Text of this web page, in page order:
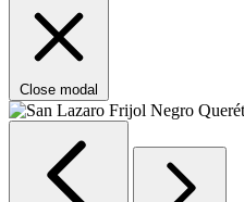
Close modal